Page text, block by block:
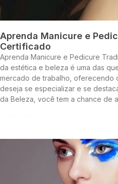
Aprenda Manicure e
Certificado
Aprenda Manicure e Pedicure
da estética e beleza é uma das
mercado de trabalho, oferecendo
deseja se especializar e se
da Beleza, você tem a chance de